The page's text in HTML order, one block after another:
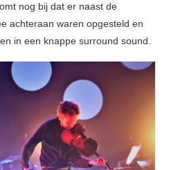
nog bij dat er naast de
achteraan waren opgesteld en
in een knappe surround sound.